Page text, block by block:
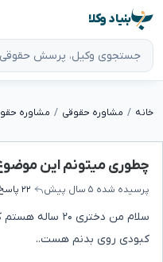
بنیاد وکلا
خانه مشاوره حقوقی مشاوره
چطوری میتونم این موضوع
پرسیده شده ۵ سال پیش ۲۲ پاسخ
سلام من دختری
کبودی روی بدنم هست..